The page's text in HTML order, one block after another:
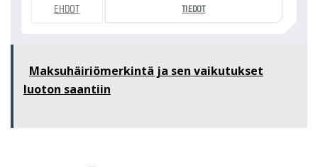
EHDOT TIEDOT
Maksuhäiriömerkintä ja sen vaikutukset
luoton saantiin